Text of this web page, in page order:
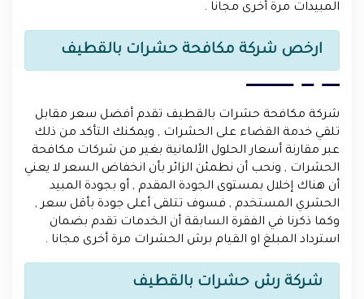
المبيدات مرة أخرى مجانا .
ارخص شركة مكافحة حشرات بالقطيف
شركة مكافحة حشرات بالقطيف تقدم أفضل سعر مقابل
تلقي خدمة القضاء على الحشرات , ويمكنك التأكد من ذلك
عبر مقارنة أسعار الحلول الألمانية بغير من شركات مكافحة
الحشرات , ونحب أن نطمئن الزائر بأن انخفاض السعر لا يعني
أن هناك إخلال بمستوى الجودة المقدم , أو بجودة المبيد
الحشري المستخدم , فسوف تتلقى أعلى جودة بأقل سعر ,
وكما ذكرنا في الفقرة السابقة أن الخدمات تقدم بضمان
استرداد المبلغ او القيام برش الحشرات مرة أخرى مجانا .
شركة رش حشرات بالقطيف